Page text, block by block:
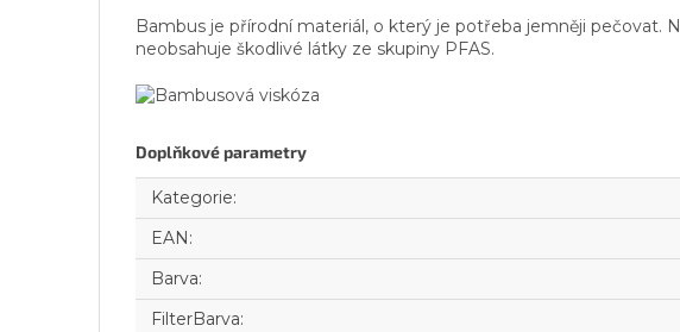
Bambus je přírodní materiál, o který je potřeba jemněji pečovat.
neobsahuje škodlivé látky ze skupiny PFAS.
Doplňkové parametry
Kategorie:
EAN:
Barva:
FilterBarva: